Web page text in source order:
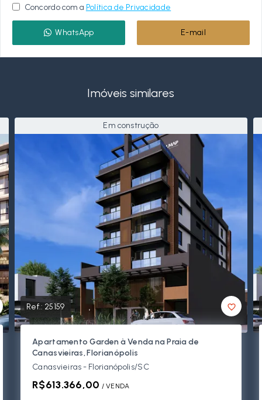
Concordo com a Política de Privacidade
WhatsApp E-mail
Imóveis similares
Em construção
Ref.: 25159
Apartamento Garden à Venda na Praia de
Canasvieiras, Florianópolis
Canasvieiras - Florianópolis/SC
R$613.366,00 / VENDA